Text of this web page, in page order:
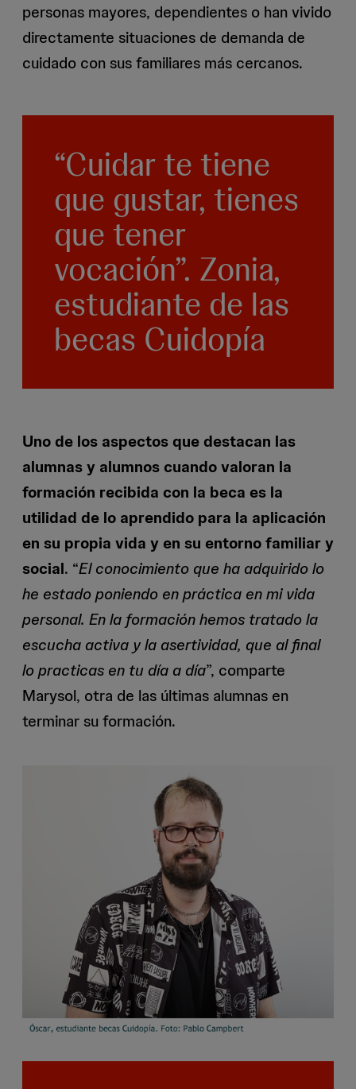
personas mayores, dependientes o han vivido
directamente situaciones de demanda de
cuidado con sus familiares más cercanos.
“Cuidar te tiene
que gustar, tienes
que tener
vocación”. Zonia,
estudiante de las
becas Cuidopía
Uno de los aspectos que destacan las
alumnas y alumnos cuando valoran la
formación recibida con la beca es la
utilidad de lo aprendido para la aplicación
en su propia vida y en su entorno familiar y
social. “El conocimiento que ha adquirido lo
he estado poniendo en práctica en mi vida
personal. En la formación hemos tratado la
escucha activa y la asertividad, que al final
lo practicas en tu día a día”, comparte
Marysol, otra de las últimas alumnas en
terminar su formación.